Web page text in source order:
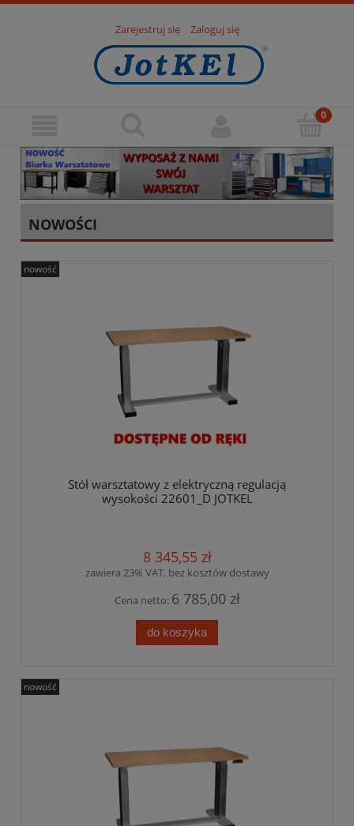
Zarejestruj się Zaloguj się
NOWOŚCI
Stół warsztatowy z elektryczną regulacją
wysokości 22601_D JOTKEL
8 345,55 zł
zawiera 23% VAT, bez kosztów dostawy
Cena netto: 6 785,00 zł
do koszyka
nowość
nowość